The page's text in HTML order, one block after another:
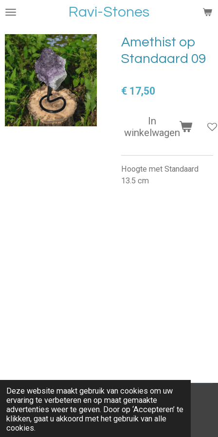
Deze website maakt gebruik van cookies om uw
ervaring te verbeteren en op maat gemaakte
advertenties weer te geven. Door op ‘Accepteren’ te
klikken, gaat u akkoord met het gebruik van alle
cookies.
Ga
naar
de
hoofdinhoud
Ravi-Stones
Amethist op
Standaard 09
€ 17,50
In
winkelwagen
Hoogte met Standaard
13.5 cm
© 2026 Ravi-Stones